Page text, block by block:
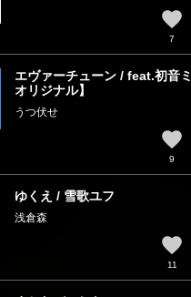
7
エヴァーチューン / feat.初音
オリジナル】
うつ伏せ
9
ゆくえ / 雪歌ユフ
浅倉森
11